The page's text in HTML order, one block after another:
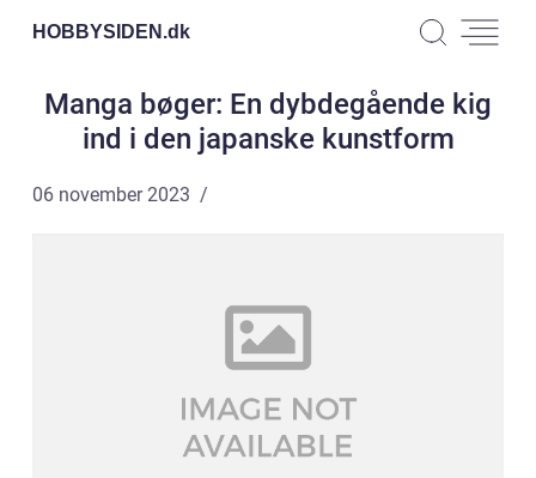
HOBBYSIDEN.dk
Manga bøger: En dybdegående kig
ind i den japanske kunstform
06 november 2023